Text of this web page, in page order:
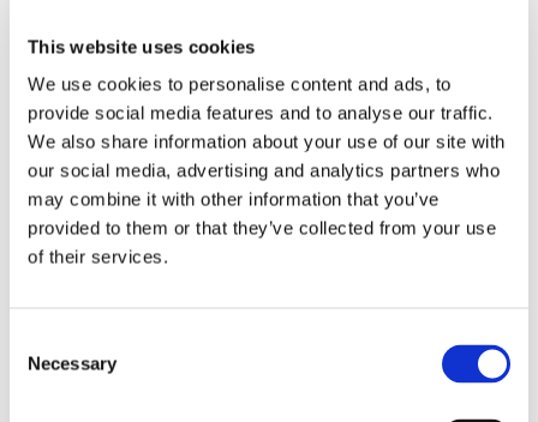
This website uses cookies
We use cookies to personalise content and ads, to
provide social media features and to analyse our traffic.
We also share information about your use of our site with
our social media, advertising and analytics partners who
may combine it with other information that you’ve
provided to them or that they’ve collected from your use
of their services.
Selection
Necessary
10 Dicembre 2017 | Articoli,Diritto Penale ,Vincenzo Di
Capua | 0 Commenti
Continua a leggere